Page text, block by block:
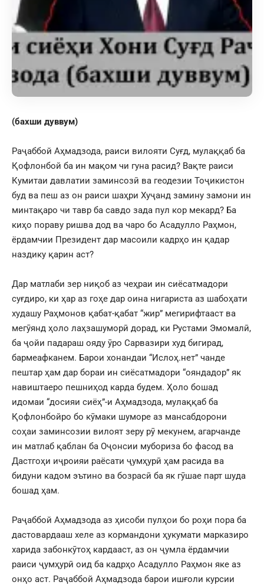
(бахши дуввум)
Раҷаббой Аҳмадзода, раиси вилояти Суғд, мулаққаб ба
Қофлонбой ба ин мақом чи гуна расид? Вақте раиси
Кумитаи давлатии заминсозӣ ва геодезии Тоҷикистон
буд ва пеш аз он раиси шаҳри Хуҷанд замину замони ин
минтақаро чи тавр ба савдо зада пул кор мекард? Ба
киҳо пораву ришва дод ва чаро бо Асадулло Раҳмон,
ёрдамчии Президент дар масоили кадрҳо ин қадар
наздику қарин аст?
Дар матлаби зер ниқоб аз чеҳраи ин сиёсатмадори
суғдиро, ки ҳар аз гоҳе дар оина нигариста аз шабоҳати
худашу Раҳмонов қабат-қабат “жир” мегирифтааст ва
мегӯянд ҳоло лаҳзашуморӣ дорад, ки Рустами Эмомалӣ,
ба ҷойи падараш ояду ӯро Сарвазири худ бигирад,
бармеафканем. Барои хонандаи “Ислоҳ.нет” чанде
пештар ҳам дар бораи ин сиёсатмадори “ояндадор” як
навиштаеро пешниҳод карда будем. Ҳоло бошад
идомаи “досияи сиёҳ”-и Аҳмадзода, мулаққаб ба
Қофлонбойро бо кӯмаки шуморе аз мансабдорони
соҳаи заминсозии вилоят зеру рӯ мекунем, агарчанде
ин матлаб қаблан ба Оҷонсии мубориза бо фасод ва
Дастгоҳи иҷроияи раёсати ҷумҳурӣ ҳам расида ва
бидуни кадом эътино ва бозрасӣ ба як гӯшае парт шуда
бошад ҳам.
Раҷаббой Аҳмадзода аз ҳисоби пулҳои бо роҳи пора ба
дастовардааш хеле аз кормандони ҳукумати марказиро
харида забонкӯтоҳ кардааст, аз он ҷумла ёрдамчии
раиси ҷумҳурӣ оид ба кадрҳо Асадулло Раҳмон яке аз
онҳо аст. Раҷаббой Аҳмадзода барои ишғоли курсии